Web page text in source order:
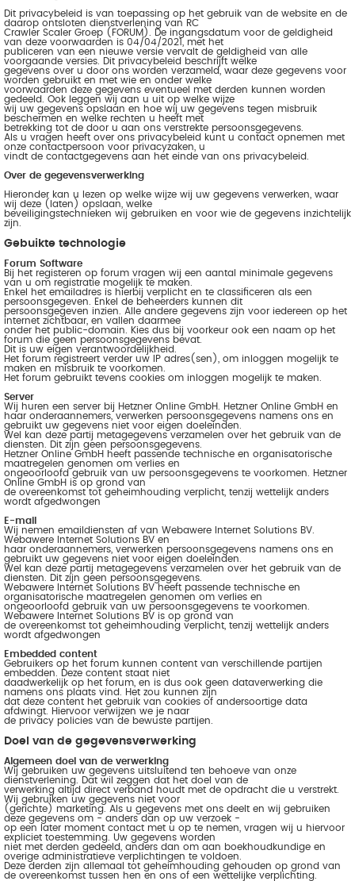
Dit privacybeleid is van toepassing op het gebruik van de website en de
daarop ontsloten dienstverlening van RC
Crawler Scaler Groep (FORUM). De ingangsdatum voor de geldigheid
van deze voorwaarden is 04/04/2021, met het
publiceren van een nieuwe versie vervalt de geldigheid van alle
voorgaande versies. Dit privacybeleid beschrijft welke
gegevens over u door ons worden verzameld, waar deze gegevens voor
worden gebruikt en met wie en onder welke
voorwaarden deze gegevens eventueel met derden kunnen worden
gedeeld. Ook leggen wij aan u uit op welke wijze
wij uw gegevens opslaan en hoe wij uw gegevens tegen misbruik
beschermen en welke rechten u heeft met
betrekking tot de door u aan ons verstrekte persoonsgegevens.
Als u vragen heeft over ons privacybeleid kunt u contact opnemen met
onze contactpersoon voor privacyzaken, u
vindt de contactgegevens aan het einde van ons privacybeleid.
Over de gegevensverwerking
Hieronder kan u lezen op welke wijze wij uw gegevens verwerken, waar
wij deze (laten) opslaan, welke
beveiligingstechnieken wij gebruiken en voor wie de gegevens inzichtelijk
zijn.
Gebuikte technologie
Forum Software
Bij het registeren op forum vragen wij een aantal minimale gegevens
van u om registratie mogelijk te maken.
Enkel het emailadres is hierbij verplicht en te classificeren als een
persoonsgegeven. Enkel de beheerders kunnen dit
persoonsgegeven inzien. Alle andere gegevens zijn voor iedereen op het
internet zichtbaar, en vallen daarmee
onder het public-domain. Kies dus bij voorkeur ook een naam op het
forum die geen persoonsgegevens bevat.
Dit is uw eigen verantwoordelijkheid.
Het forum registreert verder uw IP adres(sen), om inloggen mogelijk te
maken en misbruik te voorkomen.
Het forum gebruikt tevens cookies om inloggen mogelijk te maken.
Server
Wij huren een server bij Hetzner Online GmbH. Hetzner Online GmbH en
haar onderaannemers, verwerken persoonsgegevens namens ons en
gebruikt uw gegevens niet voor eigen doeleinden.
Wel kan deze partij metagegevens verzamelen over het gebruik van de
diensten. Dit zijn geen persoonsgegevens.
Hetzner Online GmbH heeft passende technische en organisatorische
maatregelen genomen om verlies en
ongeoorloofd gebruik van uw persoonsgegevens te voorkomen. Hetzner
Online GmbH is op grond van
de overeenkomst tot geheimhouding verplicht, tenzij wettelijk anders
wordt afgedwongen
E-mail
Wij nemen emaildiensten af van Webawere Internet Solutions BV.
Webawere Internet Solutions BV en
haar onderaannemers, verwerken persoonsgegevens namens ons en
gebruikt uw gegevens niet voor eigen doeleinden.
Wel kan deze partij metagegevens verzamelen over het gebruik van de
diensten. Dit zijn geen persoonsgegevens.
Webawere Internet Solutions BV heeft passende technische en
organisatorische maatregelen genomen om verlies en
ongeoorloofd gebruik van uw persoonsgegevens te voorkomen.
Webawere Internet Solutions BV is op grond van
de overeenkomst tot geheimhouding verplicht, tenzij wettelijk anders
wordt afgedwongen
Embedded content
Gebruikers op het forum kunnen content van verschillende partijen
embedden. Deze content staat niet
daadwerkelijk op het forum, en is dus ook geen dataverwerking die
namens ons plaats vind. Het zou kunnen zijn
dat deze content het gebruik van cookies of andersoortige data
afdwingt. Hiervoor verwijzen we je naar
de privacy policies van de bewuste partijen.
Doel van de gegevensverwerking
Algemeen doel van de verwerking
Wij gebruiken uw gegevens uitsluitend ten behoeve van onze
dienstverlening. Dat wil zeggen dat het doel van de
verwerking altijd direct verband houdt met de opdracht die u verstrekt.
Wij gebruiken uw gegevens niet voor
(gerichte) marketing. Als u gegevens met ons deelt en wij gebruiken
deze gegevens om - anders dan op uw verzoek -
op een later moment contact met u op te nemen, vragen wij u hiervoor
expliciet toestemming. Uw gegevens worden
niet met derden gedeeld, anders dan om aan boekhoudkundige en
overige administratieve verplichtingen te voldoen.
Deze derden zijn allemaal tot geheimhouding gehouden op grond van
de overeenkomst tussen hen en ons of een wettelijke verplichting.